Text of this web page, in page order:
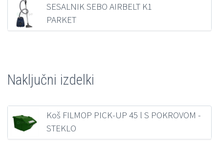
SESALNIK SEBO AIRBELT K1
PARKET
Naključni izdelki
Koš FILMOP PICK-UP 45 l S POKROVOM -
STEKLO